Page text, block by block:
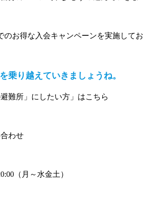
のお得な入会キャンペーンを実施してお
乗り越えていきましょうね。
避難所」にしたい方」はこちら
わせ
（月～水金土）